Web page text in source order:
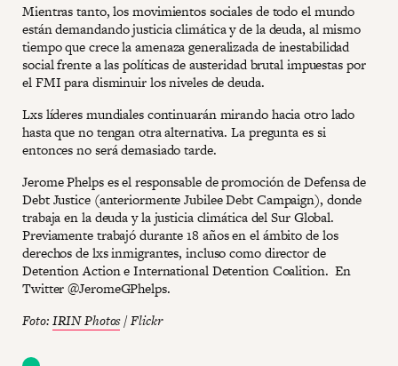
Mientras tanto, los movimientos sociales de todo el mundo
están demandando justicia climática y de la deuda, al mismo
tiempo que crece la amenaza generalizada de inestabilidad
social frente a las políticas de austeridad brutal impuestas por
el FMI para disminuir los niveles de deuda.
Lxs líderes mundiales continuarán mirando hacia otro lado
hasta que no tengan otra alternativa. La pregunta es si
entonces no será demasiado tarde.
Jerome Phelps es el responsable de promoción de Defensa de
Debt Justice (anteriormente Jubilee Debt Campaign), donde
trabaja en la deuda y la justicia climática del Sur Global.
Previamente trabajó durante 18 años en el ámbito de los
derechos de lxs inmigrantes, incluso como director de
Detention Action e International Detention Coalition. En
Twitter @JeromeGPhelps.
Foto:IRIN Photos/ Flickr